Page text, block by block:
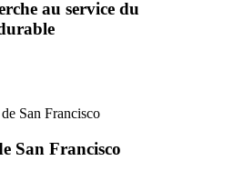
au service du
San Francisco
San Francisco